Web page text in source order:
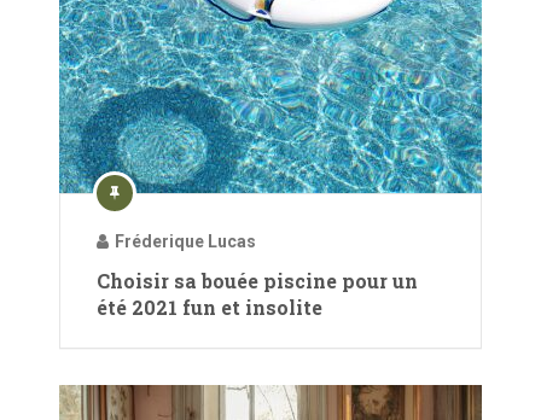
Fréderique Lucas
Choisir sa bouée piscine pour un
été 2021 fun et insolite